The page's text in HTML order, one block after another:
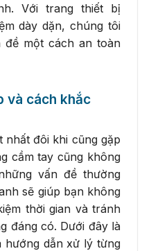
Với trang thiết bị
dày dặn, chúng tôi
đề một cách an toàn
và cách khắc
nhất đôi khi cũng gặp
cầm tay cũng không
vấn đề thường
sẽ giúp bạn không
thời gian và tránh
đáng có. Dưới đây là
hướng dẫn xử lý từng